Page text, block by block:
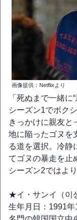
画像提供：Netflixより
「死ぬまで一緒に
シーズン1でボク
きっかけに親友と
地に陥ったゴヌを
る道を選択。冷静
てゴヌの暴走を止
シーズン2ではよ
★イ・サンイ（이
生年月日：1991年